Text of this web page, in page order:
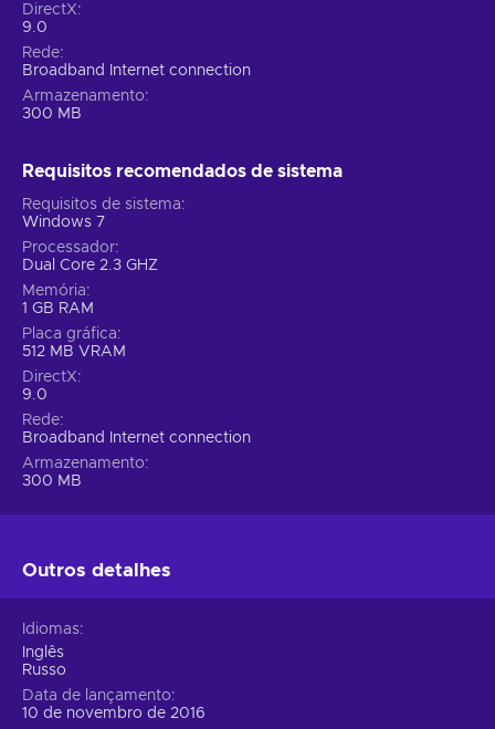
DirectX
9.0
Rede
Broadband Internet connection
Armazenamento
300 MB
Requisitos recomendados de sistema
Requisitos de sistema
Windows 7
Processador
Dual Core 2.3 GHZ
Memória
1 GB RAM
Placa gráfica
512 MB VRAM
DirectX
9.0
Rede
Broadband Internet connection
Armazenamento
300 MB
Outros detalhes
Idiomas
Inglês
Russo
Data de lançamento
10 de novembro de 2016